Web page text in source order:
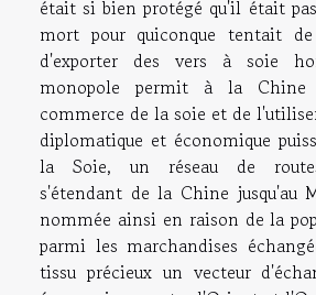
était si bien protégé qu'il était
mort pour quiconque tentait
d'exporter des vers à soie
monopole permit à la
commerce de la soie et de
diplomatique et économique
la Soie, un réseau de
s'étendant de la Chine jusqu'au
nommée ainsi en raison de la
parmi les marchandises
tissu précieux un vecteur